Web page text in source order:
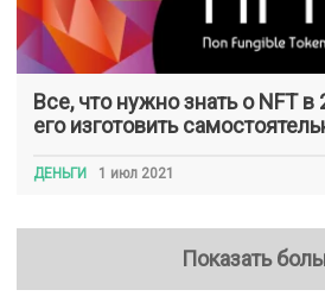
Все, что нужно знать о NFT в
его изготовить
ДЕНЬГИ 1 июл 2021
Показать